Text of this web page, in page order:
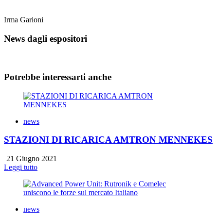
Irma Garioni
News dagli espositori
Potrebbe interessarti anche
news
STAZIONI DI RICARICA AMTRON MENNEKES
21 Giugno 2021
Leggi tutto
news